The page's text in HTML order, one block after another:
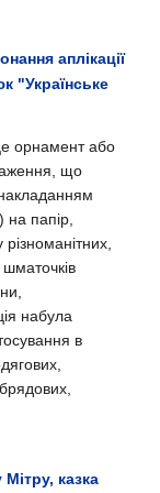
аплікації
"Українське
орнамент або
що
папір,
шматочків
набула
в
казка